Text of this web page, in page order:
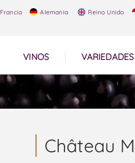
Francia Alemania Reino Unido
VINOS
Château